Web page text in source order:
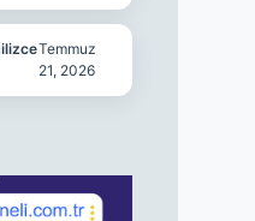
Temmuz
21, 2026